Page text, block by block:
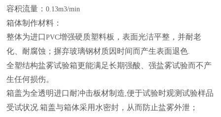
容积流量：0.13m3/min
箱体制作材料：
整体为进口PVC增强硬质塑料板，表面光洁平整，并耐老
化、耐腐蚀；摒弃玻璃钢材质因时间而产生表面退色.
全塑结构盐雾试验箱更能满足长期强酸、强盐雾试验而不产
生任何损伤。
箱盖为全透明进口耐冲击板材制造,便于试验时观测试验样品
受试状况.箱盖与箱体采用水密封，从而防止盐雾外泄；